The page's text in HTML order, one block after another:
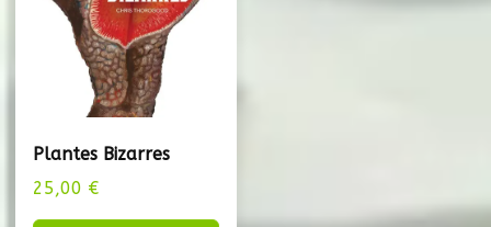
Plantes Bizarres
25,00 €